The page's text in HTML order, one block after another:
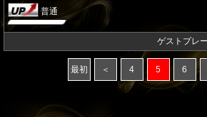
普通
ゲストプレ
最初 ＜ 4 5 6